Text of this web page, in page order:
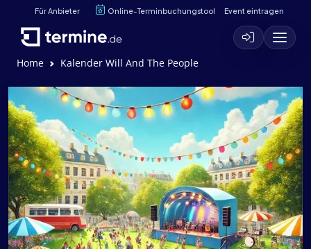
Für Anbieter Online-Terminbuchungstool Event eintragen
Home Kalender Will And The People